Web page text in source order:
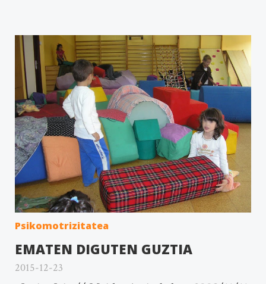
Psikomotrizitatea
EMATEN DIGUTEN GUZTIA
2015-12-23